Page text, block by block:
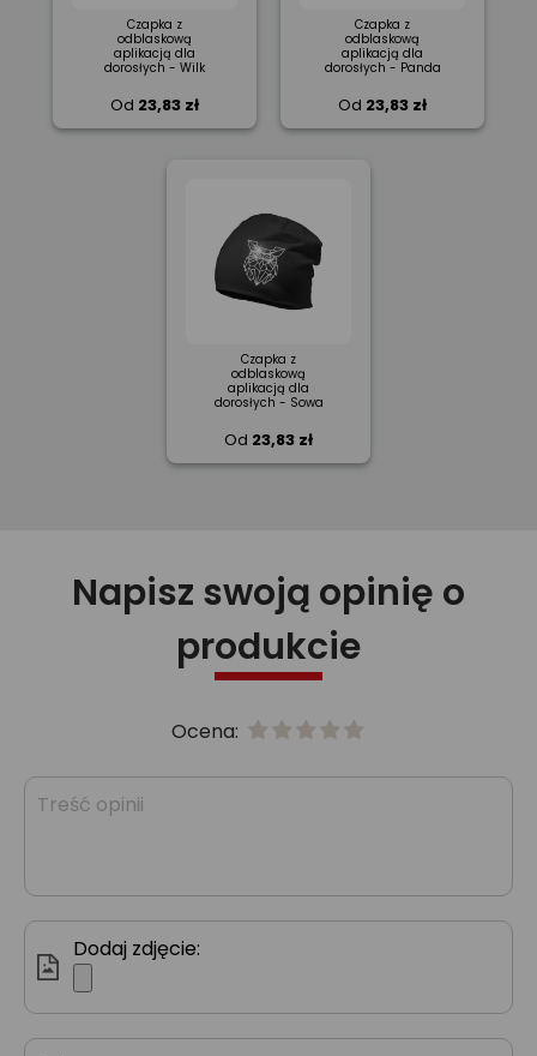
Czapka z
odblaskową
aplikacją dla
dorosłych - Wilk
Od 23,83 zł
Czapka z
odblaskową
aplikacją dla
dorosłych - Panda
Od 23,83 zł
Czapka z
odblaskową
aplikacją dla
dorosłych - Sowa
Od 23,83 zł
Napisz swoją opinię o
produkcie
Ocena:
Dodaj zdjęcie: